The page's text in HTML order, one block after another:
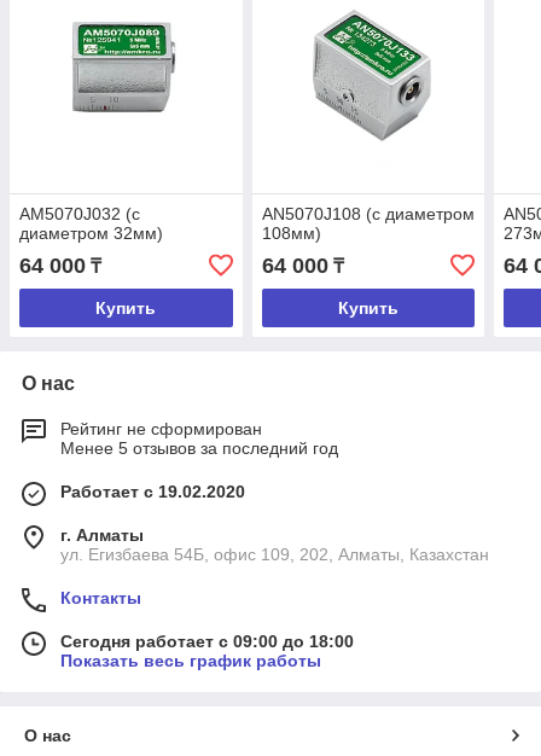
AM5070J032 (с
диаметром 32мм)
64 000 ₸
Купить
AN5070J108 (с диаметром
108мм)
64 000₸
Купить
64
О нас
Рейтинг не сформирован
Менее 5 отзывов за последний год
Работает с 19.02.2020
г. Алматы
ул. Егизбаева 54Б, офис 109, 202, Алматы, Казахстан
Контакты
Сегодня работает с 09:00 до 18:00
Показать весь график работы
О нас